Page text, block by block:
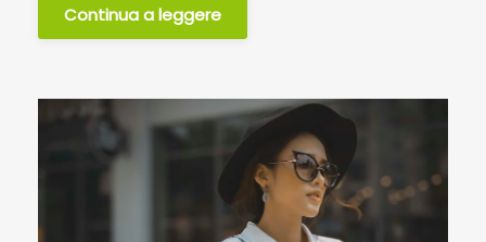
Continua a leggere